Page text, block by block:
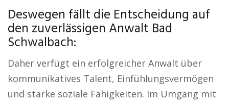
Deswegen fällt die Entscheidung auf
den zuverlässigen Anwalt Bad
Schwalbach:
Daher verfügt ein erfolgreicher Anwalt über
kommunikatives Talent, Einfühlungsvermögen
und starke soziale Fähigkeiten. Im Umgang mit